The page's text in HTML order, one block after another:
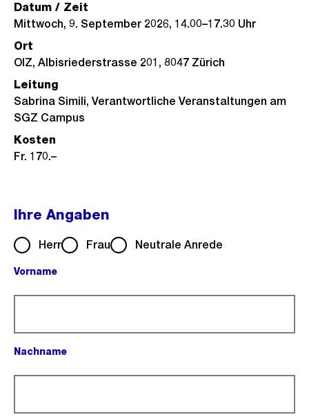
Datum / Zeit
Mittwoch, 9. September 2026, 14.00–17.30 Uhr
Ort
OIZ, Albisriederstrasse 201, 8047 Zürich
Leitung
Sabrina Simili, Verantwortliche Veranstaltungen am
SGZ Campus
Kosten
Fr. 170.–
Ihre Angaben
Herr Frau Neutrale Anrede
Vorname
Nachname